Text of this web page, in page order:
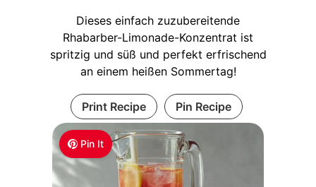
Pin It
Dieses einfach zuzubereitende
Rhabarber-Limonade-Konzentrat ist
spritzig und süß und perfekt erfrischend
an einem heißen Sommertag!
Print Recipe Pin Recipe